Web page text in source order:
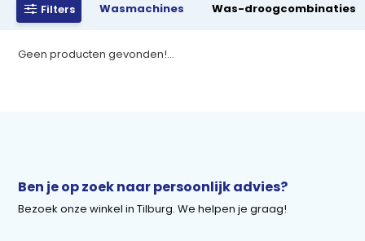
Filters Wasmachines Was-droogcombinaties
Geen producten gevonden!...
Ben je op zoek naar persoonlijk advies?
Bezoek onze winkel in Tilburg. We helpen je graag!